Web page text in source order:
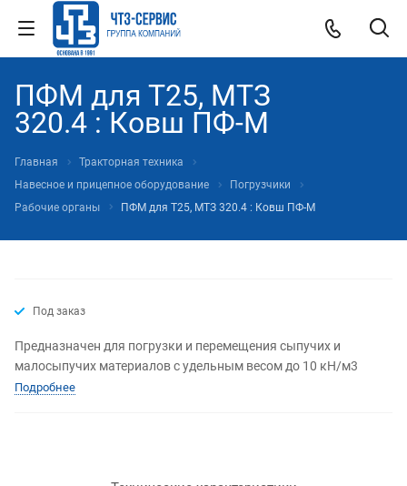
ПФМ для Т25, МТЗ
320.4 : Ковш ПФ-М
Главная
Тракторная техника
Навесное и прицепное оборудование
Погрузчики
Рабочие органы
ПФМ для Т25, МТЗ 320.4 : Ковш ПФ-М
Под заказ
Предназначен для погрузки и перемещения сыпучих и
малосыпучих материалов с удельным весом до 10 кН/м3
Подробнее